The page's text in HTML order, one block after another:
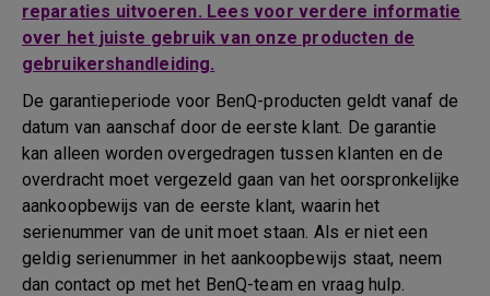
reparaties uitvoeren. Lees voor verdere informatie
over het juiste gebruik van onze producten de
gebruikershandleiding.
De garantieperiode voor BenQ-producten geldt vanaf de
datum van aanschaf door de eerste klant. De garantie
kan alleen worden overgedragen tussen klanten en de
overdracht moet vergezeld gaan van het oorspronkelijke
aankoopbewijs van de eerste klant, waarin het
serienummer van de unit moet staan. Als er niet een
geldig serienummer in het aankoopbewijs staat, neem
dan contact op met het BenQ-team en vraag hulp.